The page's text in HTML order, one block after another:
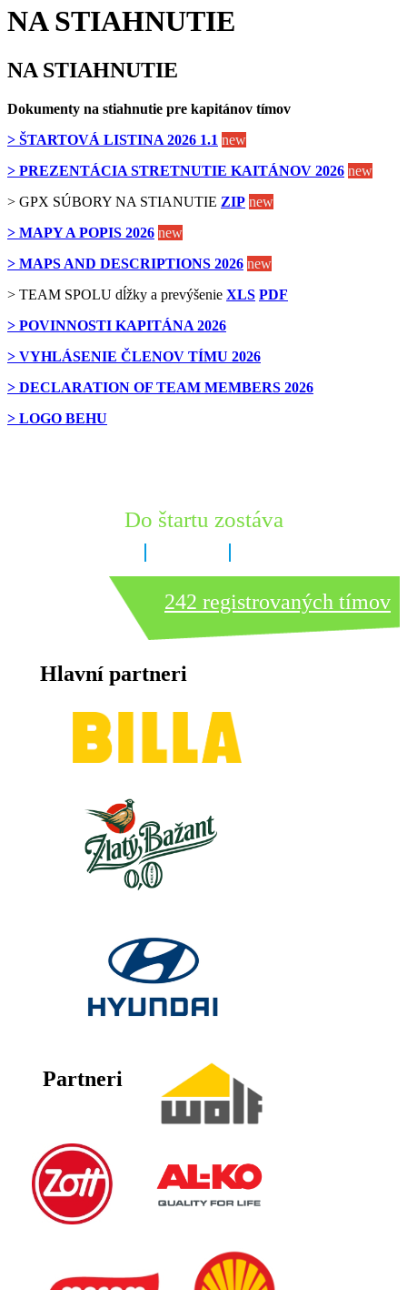
NA STIAHNUTIE
NA STIAHNUTIE
Dokumenty na stiahnutie pre kapitánov tímov
> ŠTARTOVÁ LISTINA 2026 1.1 new
> PREZENTÁCIA STRETNUTIE KAITÁNOV 2026 new
> GPX SÚBORY NA STIANUTIE ZIP new
> MAPY A POPIS 2026 new
> MAPS AND DESCRIPTIONS 2026 new
> TEAM SPOLU dĺžky a prevýšenie XLS PDF
> POVINNOSTI KAPITÁNA 2026
> VYHLÁSENIE ČLENOV TÍMU 2026
> DECLARATION OF TEAM MEMBERS 2026
> LOGO BEHU
Do štartu zostáva
242 registrovaných tímov
Hlavní partneri
Partneri